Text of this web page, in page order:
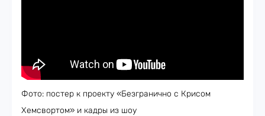
Фото: постер к проекту «Безгранично с Крисом
Хемсвортом» и кадры из шоу